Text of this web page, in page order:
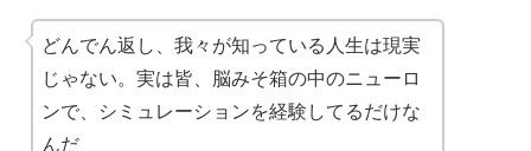
どんでん返し、我々が知っている人生は現実
じゃない。実は皆、脳みそ箱の中のニューロ
ンで、シミュレーションを経験してるだけな
んだ